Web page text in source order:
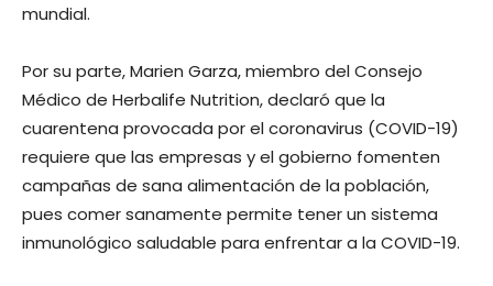
mundial.
Por su parte, Marien Garza, miembro del Consejo
Médico de Herbalife Nutrition, declaró que la
cuarentena provocada por el coronavirus (COVID-19)
requiere que las empresas y el gobierno fomenten
campañas de sana alimentación de la población,
pues comer sanamente permite tener un sistema
inmunológico saludable para enfrentar a la COVID-19.